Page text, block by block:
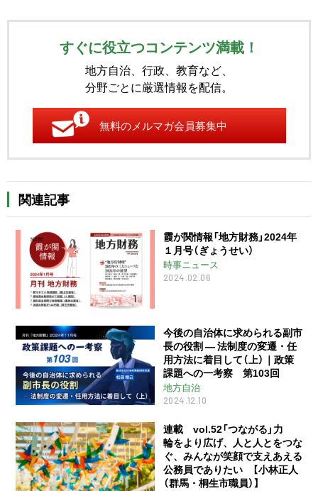
すぐに役立つコンテンツ満載！
地方自治、行政、教育など、
分野ごとに厳選情報を配信。
無料のメルマガ会員募集中
関連記事
霞が関情報「地方財務」2024年
１月号（ぎょうせい）
時事ニュース
2024.02.06
今後の自治体に求められる副市
長の役割 ― 法制度の変遷・任
用方法に着目して（上）｜政策
課題への一考察 第103回
地方自治
2024.12.10
連載 vol.52「つながる」力
輪をより広げ、人と人とをつな
ぐ、みんなが笑顔で支えあえる
公務員でありたい 【小林正人
（群馬・桐生市職員）】